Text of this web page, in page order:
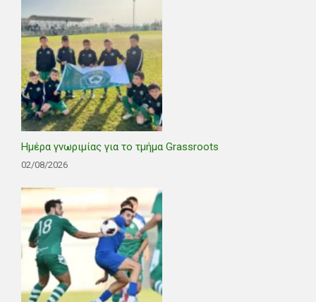
Ημέρα γνωριμίας για το τμήμα Grassroots
02/08/2026